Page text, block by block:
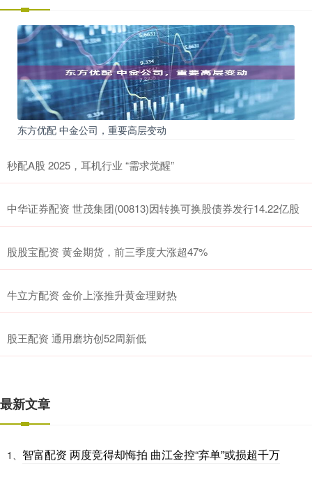
东方优配 中金公司，重要高层变动
秒配A股 2025，耳机行业 “需求觉醒”
中华证券配资 世茂集团(00813)因转换可换股债券发行14.22亿股
股股宝配资 黄金期货，前三季度大涨超47%
牛立方配资 金价上涨推升黄金理财热
股王配资 通用磨坊创52周新低
最新文章
1、 智富配资 两度竞得却悔拍 曲江金控“弃单”或损超千万